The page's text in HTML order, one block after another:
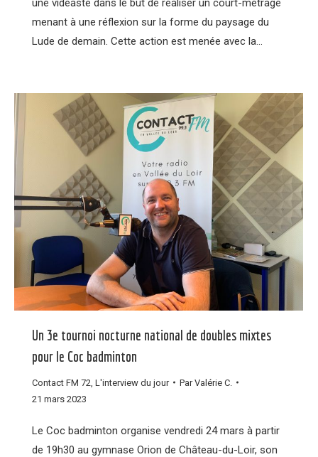
menant à une réflexion sur la forme du paysage du
Lude de demain. Cette action est menée avec la…
Un 3e tournoi nocturne national de doubles mixtes
pour le Coc badminton
Contact FM 72 L'interview du jour ParValérie C.
21 mars 2023
Le Coc badminton organise vendredi 24 mars à partir
de 19h30 au gymnase Orion de Château-du-Loir, son